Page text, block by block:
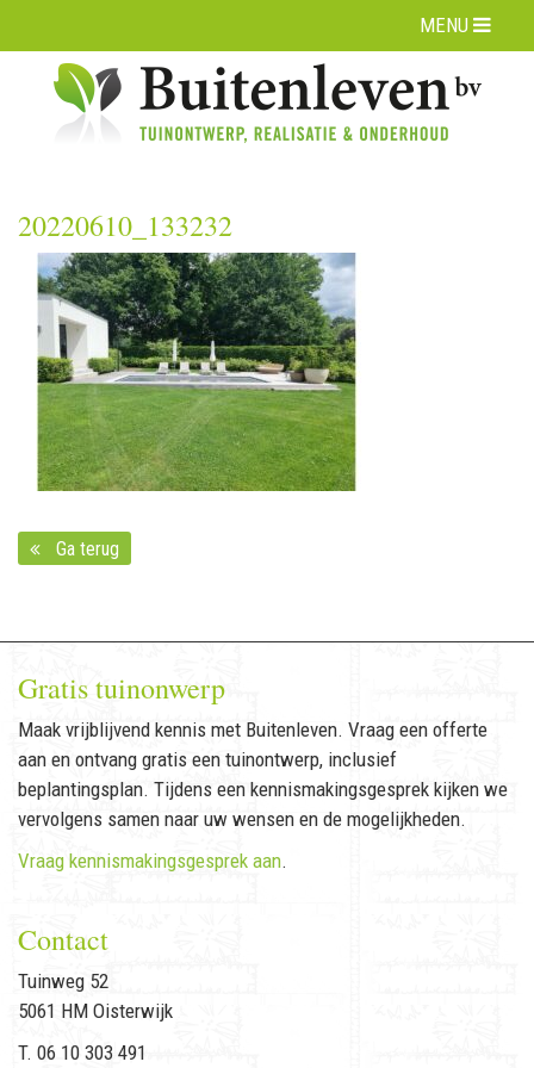
MENU
20220610_133232
Ga terug
Gratis tuinonwerp
Maak vrijblijvend kennis met Buitenleven. Vraag een offerte
aan en ontvang gratis een tuinontwerp, inclusief
beplantingsplan. Tijdens een kennismakingsgesprek kijken we
vervolgens samen naar uw wensen en de mogelijkheden.
Vraag kennismakingsgesprek aan.
Contact
Tuinweg 52
5061 HM Oisterwijk
T. 06 10 303 491